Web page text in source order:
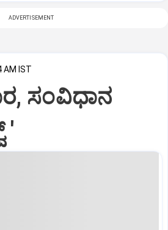
ADVERTISEMENT
AM IST
ಸಂವಿಧಾನ
'